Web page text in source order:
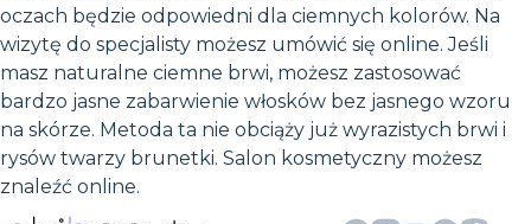
oczach będzie odpowiedni dla ciemnych kolorów. Na
wizytę do specjalisty możesz umówić się online. Jeśli
masz naturalne ciemne brwi, możesz zastosować
bardzo jasne zabarwienie włosków bez jasnego wzoru
na skórze. Metoda ta nie obciąży już wyrazistych brwi i
rysów twarzy brunetki. Salon kosmetyczny możesz
znaleźć online.